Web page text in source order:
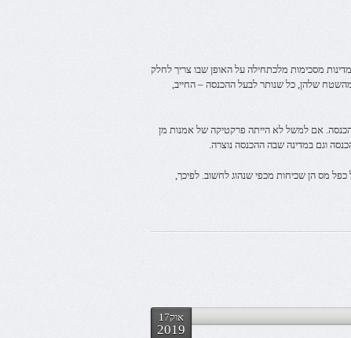
מסכימות מלכתחילה על האופן שבו צריך לחלק
מהשטח שלהן, כל שנותר לבעל ההכנסה – החייב,
אם למשל לא הייתה פרקטיקה של אמנות מן
וגם במדינה שבה ההכנסה נוצרה.
כפל מס הן שכיחות מכפי שנהוג לחשוב. לפיכך,
אוק17
2019